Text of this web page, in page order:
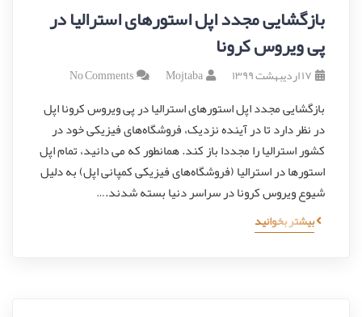
بازگشایی مجدد اپل استورهای استرالیا در
پی ویروس کرونا
۱۷ اردیبهشت ۱۳۹۹ Mojtaba
No Comments
بازگشایی مجدد اپل استورهای استرالیا در پی ویروس کرونا اپل
در نظر دارد تا در آینده نزدیک، فروشگاه‌های فیزیکی خود در
کشور استرالیا را مجددا باز کند. همانطور که می دانید، تمام اپل
استورها در استرالیا (فروشگاه‌های فیزیکی کمپانی اپل) به دلیل
شیوع ویروس کرونا در سراسر دنیا بسته شدند.…
بیشتر بخوانید